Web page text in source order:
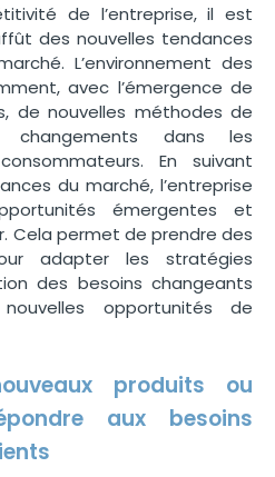
de l’entreprise, il est
des nouvelles tendances
L’environnement des
avec l’émergence de
de nouvelles méthodes de
dans les
En suivant
du marché, l’entreprise
émergentes et
Cela permet de prendre des
adapter les stratégies
des besoins changeants
opportunités de
produits ou
aux besoins